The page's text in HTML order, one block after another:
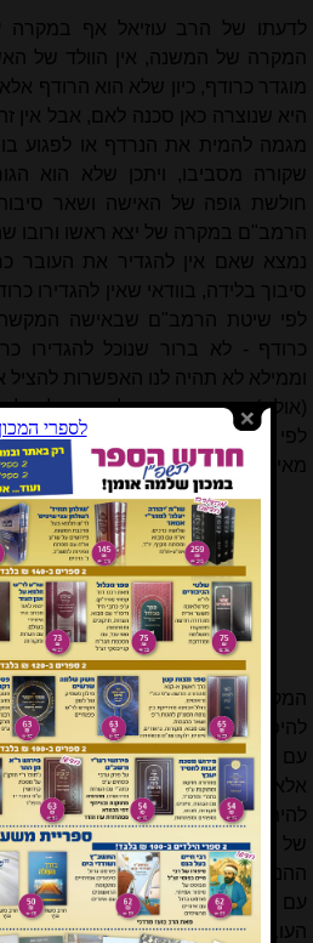
לדעתו של הרב עוזיאל אף במקרה
המקרה של המשנה, אין הוולד של
מוגדר כרודף, כיון שלא הוא הרודף
היא שנוצרה כאן סכנה לאם, אבל אין
מגמה להמית את הנרדף או לפגוע
שקורה מסביבו, ויתכן שלא הוא
חולשת גופה של האישה ושאר
הרמב"ם במקרה של יצא ראשו ורובו
נמצא שאם אין להגדיר את העובר
סיבוך בלידה, בוודאי שאין להגדירו
לפי שיטת הרמב"ם שבאישה
כרודף - לא ברור שנוכל להגדירו
וממילא לא תהיה לנו האפשרות
(אולם) יתכן כי תמצא לנו דרך
לפי שיטת הרמב"ם, על פי סברה
מאירות':
וצריך להתיישב, אם ידוע
ימותו אם מותר להציל
שכתב רש"י בסנהדרין הנה
מפני נפש התם, משום
כשיחפשנה יואב, והן
ימותו מצילין ודוחין נפש מפני
המקרה בו עוסקת המשנה הוא הצלת
להיפך. במקרה עליו אנו דנים אם
עם עוברה, וכיון שכך היה מקום
אלא שקשה להשתמש בהיתר זה על
להיתר ה'פנים מאירות' מבוסס על
של רש"י; על פי גישה זו ההיתר
ההנחה שגם אם לא היו מוסרים את
עם כל אנשי העיר, ומכאן שאם שניהם
העובר. אבל לדעת הרמב"ם אין